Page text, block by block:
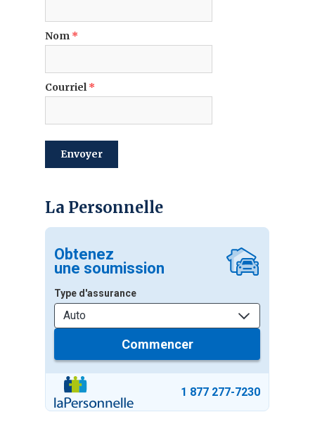
Nom *
Courriel*
envoyer
La Personnelle